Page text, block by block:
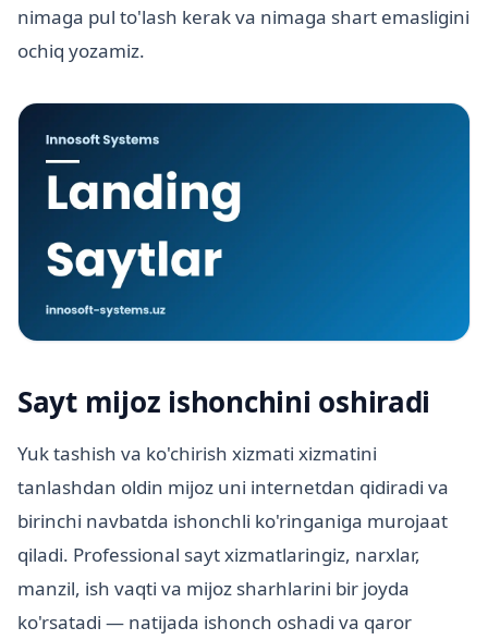
nimaga pul to'lash kerak va nimaga shart emasligini
ochiq yozamiz.
Sayt mijoz ishonchini oshiradi
Yuk tashish va ko'chirish xizmati xizmatini
tanlashdan oldin mijoz uni internetdan qidiradi va
birinchi navbatda ishonchli ko'ringaniga murojaat
qiladi. Professional sayt xizmatlaringiz, narxlar,
manzil, ish vaqti va mijoz sharhlarini bir joyda
ko'rsatadi — natijada ishonch oshadi va qaror